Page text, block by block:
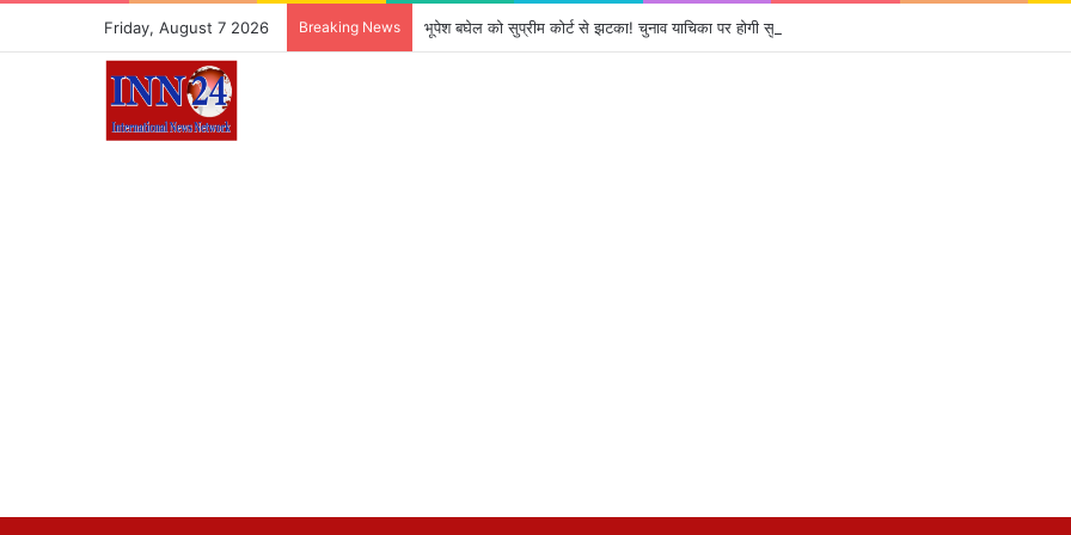
Friday, August 7 2026 Breaking News भूपेश बघेल को सुप्रीम कोर्ट से झटका! चुनाव याचिका पर होगी सुनवाई, जानें पूरा मामला